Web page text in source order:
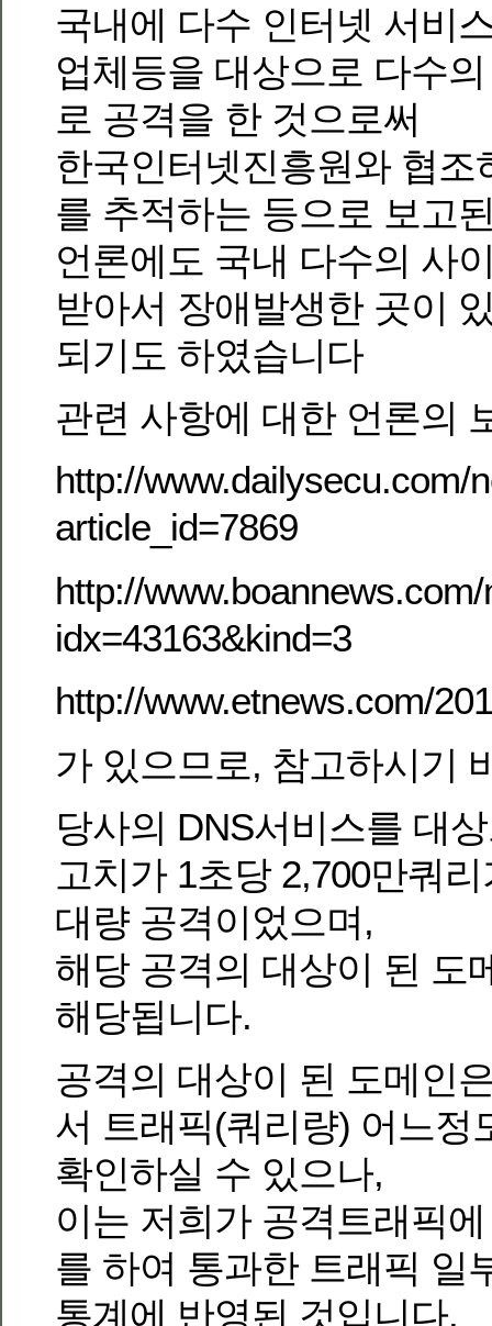
국내에 다수 인터넷 서비
업체등을 대상으로 다수
로 공격을 한 것으로써
한국인터넷진흥원와 협조
를 추적하는 등으로 보고
언론에도 국내 다수의 사
받아서 장애발생한 곳이
되기도 하였습니다
관련 사항에 대한 언론의
http://www.dailysecu.com/
article_id=7869
http://
idx=43163&kind=3
http://www.etnews.com/
가 있으므로, 참고하시기
당사의 DNS서비스를 대
고치가 1초당 2,700만쿼
대량 공격이었으며,
해당 공격의 대상이 된 도
해당됩니다.
공격의 대상이 된 도메인
서 트래픽(쿼리량) 어느정
확인하실 수 있으나,
이는 저희가 공격트래픽
를 하여 통과한 트래픽 일
통계에 반영된 것입니다.